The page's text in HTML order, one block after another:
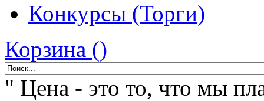
Конкурсы (Торги)
Корзина ()
" Цена - это то, что мы